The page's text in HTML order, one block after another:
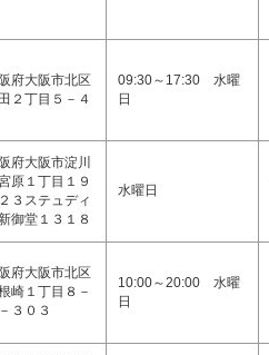
府大阪市北区
２丁目５－４
09:30～17:30 水曜
日
府大阪市淀川
原１丁目１９
３ステュディ
御堂１３１８
水曜日
府大阪市北区
崎１丁目８－
３０３
10:00～20:00 水曜
日